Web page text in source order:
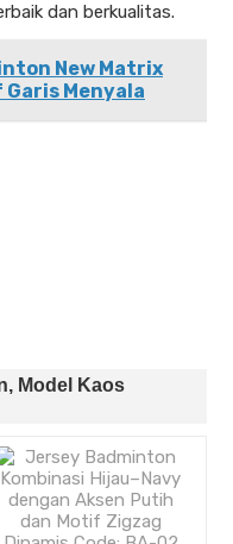
dan berkualitas.
New Matrix
Menyala
Model Kaos